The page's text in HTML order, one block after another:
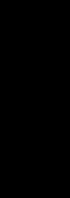
muziek
maar ook
Pop
als de
kun je
optie om te
gedanst
spelen soms
iets meer
maken
fusie
en kleine